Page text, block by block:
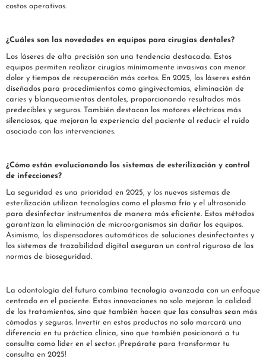
costos operativos.
¿Cuáles son las novedades en equipos para cirugías dentales?
Los láseres de alta precisión son una tendencia destacada. Estos
equipos permiten realizar cirugías mínimamente invasivas con menor
dolor y tiempos de recuperación más cortos. En 2025, los láseres están
diseñados para procedimientos como gingivectomías, eliminación de
caries y blanqueamientos dentales, proporcionando resultados más
predecibles y seguros. También destacan los motores eléctricos más
silenciosos, que mejoran la experiencia del paciente al reducir el ruido
asociado con las intervenciones.
¿Cómo están evolucionando los sistemas de esterilización y control
de infecciones?
La seguridad es una prioridad en 2025, y los nuevos sistemas de
esterilización utilizan tecnologías como el plasma frío y el ultrasonido
para desinfectar instrumentos de manera más eficiente. Estos métodos
garantizan la eliminación de microorganismos sin dañar los equipos.
Asimismo, los dispensadores automáticos de soluciones desinfectantes y
los sistemas de trazabilidad digital aseguran un control riguroso de las
normas de bioseguridad.
La odontología del futuro combina tecnología avanzada con un enfoque
centrado en el paciente. Estas innovaciones no solo mejoran la calidad
de los tratamientos, sino que también hacen que las consultas sean más
cómodas y seguras. Invertir en estos productos no solo marcará una
diferencia en tu práctica clínica, sino que también posicionará a tu
consulta como líder en el sector. ¡Prepárate para transformar tu
consulta en 2025!